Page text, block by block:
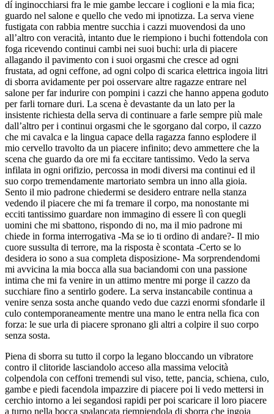
dí inginocchiarsi fra le mie gambe leccare i coglioni e la mia fica;
guardo nel salone e quello che vedo mi ipnotizza. La serva viene
fustigata con rabbia mentre succhia i cazzi muovendosi da uno
all’altro con veracità, intanto due le riempiono i buchi fottendola con
foga ricevendo continui cambi nei suoi buchi: urla di piacere
allagando il pavimento con i suoi orgasmi che cresce ad ogni
frustata, ad ogni ceffone, ad ogni colpo di scarica elettrica ingoia litri
di sborra avidamente per poi osservare altre ragazze entrare nel
salone per far indurire con pompini i cazzi che hanno appena goduto
per farli tornare duri. La scena è devastante da un lato per la
insistente richiesta della serva di continuare a farle sempre più male
dall’altro per i continui orgasmi che le sgorgano dal corpo, il cazzo
che mi cavalca e la lingua capace della ragazza fanno esplodere il
mio cervello travolto da un piacere infinito; devo ammettere che la
scena che guardo da ore mi fa eccitare tantissimo. Vedo la serva
infilata in ogni orifizio, percossa in modi diversi ma continui ed il
suo corpo tremendamente martoriato sembra un inno alla gioia.
Sento il mio padrone chiedermi se desidero entrare nella stanza
vedendo il piacere che mi fa tremare il corpo, ma nonostante mi
ecciti tantissimo guardare non immagino di essere lì con quegli
uomini che mi sbattono, rispondo di no, ma il mio padrone mi
chiede in forma interrogativa -Ma se io ti ordino di andare?- Il mio
cuore sussulta di terrore, ma la risposta è scontata -Certo se lo
desidera io sono a sua completa disposizione- Ma sorprendendomi
mi avvicina la mia bocca alla sua baciandomi con una passione
intima che mi fa venire in un attimo mentre mi porge il cazzo da
succhiare fino a sentirlo godere. La serva instancabile continua a
venire senza sosta anche quando vedo due cazzi enormi sfondarle il
culo contemporaneamente mentre una mano le entra nella fica con
forza: le sue urla di piacere spronano gli altri a colpire il suo corpo
senza sosta.
Piena di sborra su tutto il corpo la legano bloccando un vibratore
contro il clitoride lasciandolo acceso alla massima velocità
colpendola con ceffoni tremendi sul viso, tette, pancia, schiena, culo,
gambe e piedi facendola impazzire di piacere poi li vedo mettersi in
cerchio intorno a lei segandosi rapidi per poi scaricare il loro piacere
a turno nella bocca spalancata riempiendola di sborra che ingoia